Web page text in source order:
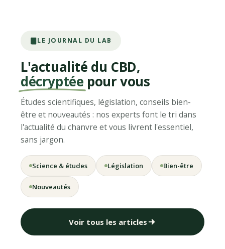
LE JOURNAL DU LAB
L'actualité du CBD,
décryptée pour vous
Études scientifiques, législation, conseils bien-
être et nouveautés : nos experts font le tri dans
l'actualité du chanvre et vous livrent l'essentiel,
sans jargon.
Science & études Législation Bien-être
Nouveautés
Voir tous les articles